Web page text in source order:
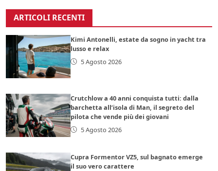
ARTICOLI RECENTI
Kimi Antonelli, estate da sogno in yacht tra
lusso e relax
5 Agosto 2026
Crutchlow a 40 anni conquista tutti: dalla
barchetta all’isola di Man, il segreto del
pilota che vende più dei giovani
5 Agosto 2026
Cupra Formentor VZ5, sul bagnato emerge
il suo vero carattere